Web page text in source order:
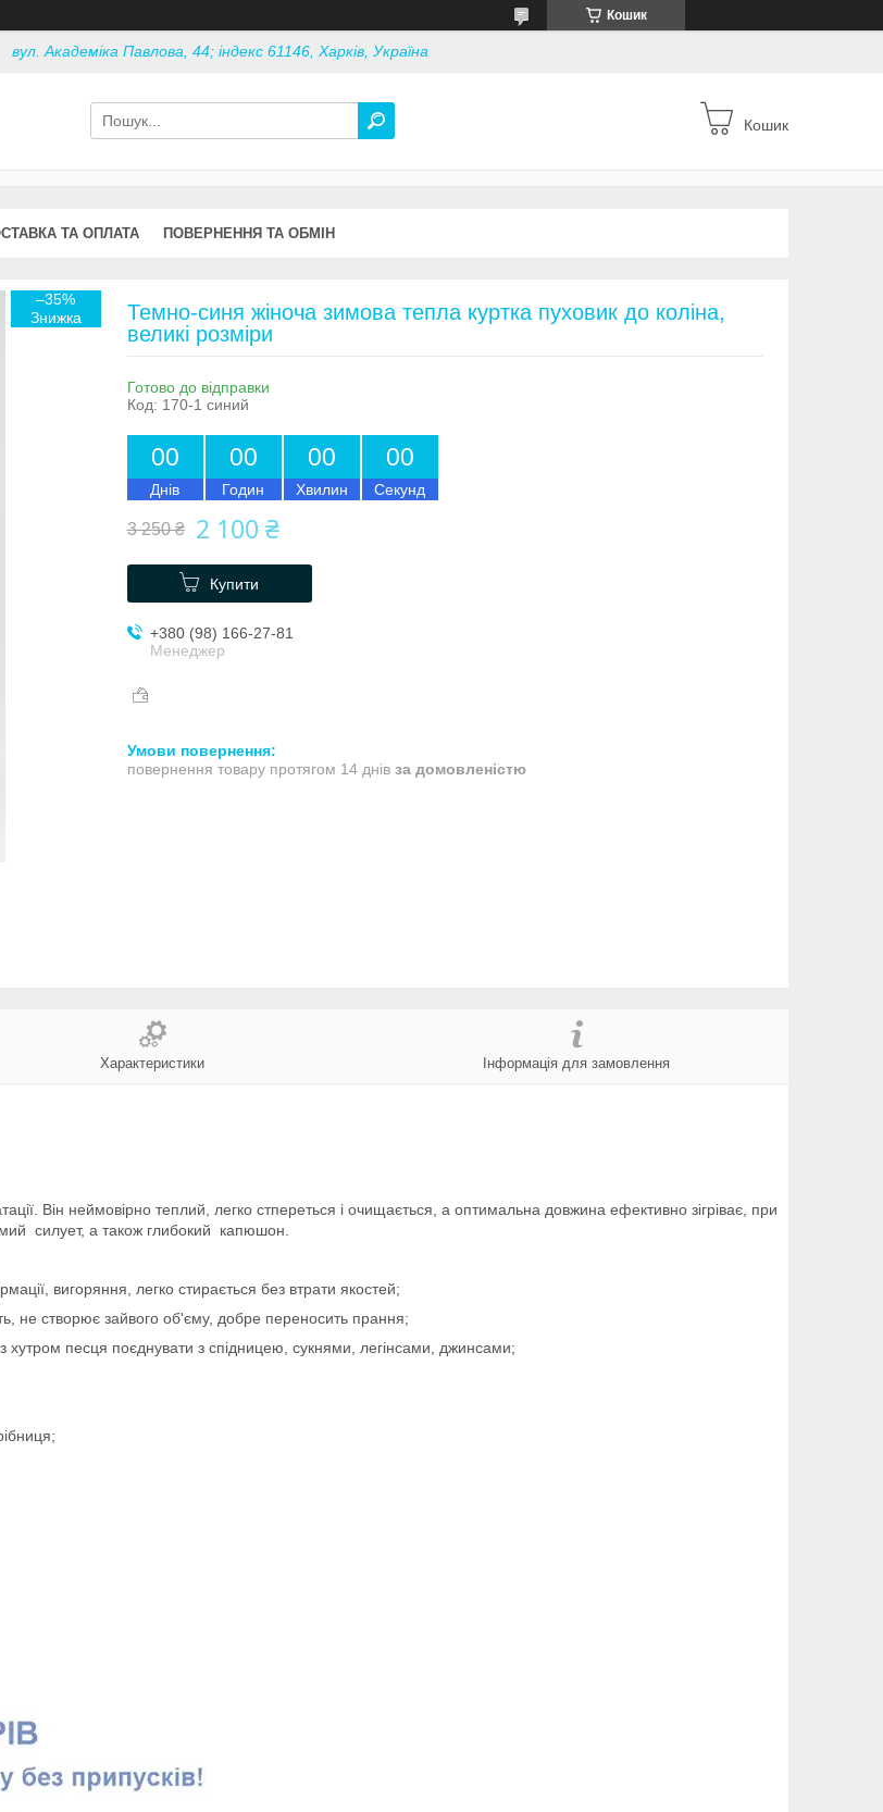
Кошик
вул. Академіка Павлова, 44; індекс 61146, Харків, Україна
Кошик
ТА ОПЛАТА ПОВЕРНЕННЯ ТА ОБМІН
–35%
Темно-синя жіноча зимова тепла куртка пуховик до коліна,
великі розміри
Готово до відправки
Код: 170-1 синий
00
Днів
00
Годин
00
Хвилин
00
Секунд
3 250 ₴ 2 100 ₴
Купити
+380 (98) 166-27-81
Менеджер
повернення товару протягом 14 днів за домовленістю
Характеристики Інформація для замовлення
Він неймовірно теплий, легко стпереться і очищається, а оптимальна довжина ефективно зігріває, при
силует, а також глибокий капюшон.
вигоряння, легко стирається без втрати якостей;
не створює зайвого об'єму, добре переносить прання;
песця поєднувати з спідницею, сукнями, легінсами, джинсами;